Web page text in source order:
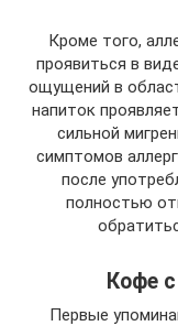
Кроме того,
проявиться в
ощущений в
напиток
сильной
симптомов
после
полностью
Кофе
Первые